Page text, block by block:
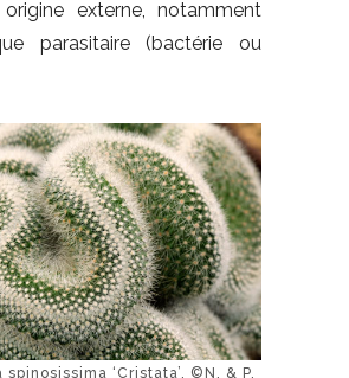
externe, notamment
parasitaire (bactérie ou
spinosissima ‘Cristata’. ©N. & P.